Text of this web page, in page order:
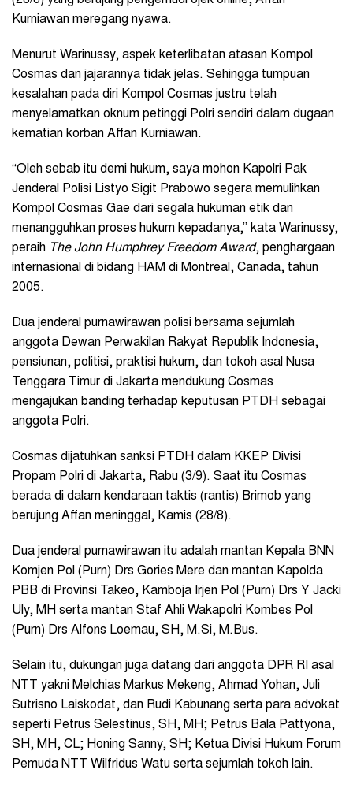
Kurniawan meregang nyawa.
Menurut Warinussy, aspek keterlibatan atasan Kompol
Cosmas dan jajarannya tidak jelas. Sehingga tumpuan
kesalahan pada diri Kompol Cosmas justru telah
menyelamatkan oknum petinggi Polri sendiri dalam dugaan
kematian korban Affan Kurniawan.
“Oleh sebab itu demi hukum, saya mohon Kapolri Pak
Jenderal Polisi Listyo Sigit Prabowo segera memulihkan
Kompol Cosmas Gae dari segala hukuman etik dan
menangguhkan proses hukum kepadanya,” kata Warinussy,
peraih The John Humphrey Freedom Award, penghargaan
internasional di bidang HAM di Montreal, Canada, tahun
2005.
Dua jenderal purnawirawan polisi bersama sejumlah
anggota Dewan Perwakilan Rakyat Republik Indonesia,
pensiunan, politisi, praktisi hukum, dan tokoh asal Nusa
Tenggara Timur di Jakarta mendukung Cosmas
mengajukan banding terhadap keputusan PTDH sebagai
anggota Polri.
Cosmas dijatuhkan sanksi PTDH dalam KKEP Divisi
Propam Polri di Jakarta, Rabu (3/9). Saat itu Cosmas
berada di dalam kendaraan taktis (rantis) Brimob yang
berujung Affan meninggal, Kamis (28/8).
Dua jenderal purnawirawan itu adalah mantan Kepala BNN
Komjen Pol (Purn) Drs Gories Mere dan mantan Kapolda
PBB di Provinsi Takeo, Kamboja Irjen Pol (Purn) Drs Y Jacki
Uly, MH serta mantan Staf Ahli Wakapolri Kombes Pol
(Purn) Drs Alfons Loemau, SH, M.Si, M.Bus.
Selain itu, dukungan juga datang dari anggota DPR RI asal
NTT yakni Melchias Markus Mekeng, Ahmad Yohan, Juli
Sutrisno Laiskodat, dan Rudi Kabunang serta para advokat
seperti Petrus Selestinus, SH, MH; Petrus Bala Pattyona,
SH, MH, CL; Honing Sanny, SH; Ketua Divisi Hukum Forum
Pemuda NTT Wilfridus Watu serta sejumlah tokoh lain.